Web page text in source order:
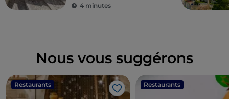
4 minutes
Nous vous suggérons
Restaurants
J’aime
Restaurants